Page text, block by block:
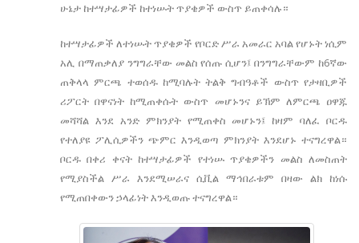
ሁኔታ ከተሣታፊዎች ከተነሡት ጥያቄዎች ውስጥ ይጠቀሳሉ።
ከተሣታፊዎች ለተነሡት ጥያቄዎች የቦርድ ሥራ አመራር አባል የሆኑት ነሲም
አሊ በማጠቃለያ ንግግራቸው መልስ የሰጡ ሲሆን፤ በንግግራቸውም ከ6ኛው
ጠቅላላ ምርጫ ተወሰዱ ከሚባሉት ትልቅ ግብዓቶች ውስጥ የታዛቢዎች
ሪፖርት በዋናነት ከሚጠቀሱት ውስጥ መሆኑንና ይኽም ለምርጫ ዐዋጁ
መሻሻል እንደ አንድ ምክንያት የሚጠቀስ መሆኑን፤ ከዛም ባለፈ ቦርዱ
የተለያዩ ፖሊሲዎችን ጭምር እንዲወጣ ምክንያት እንደሆኑ ተናግረዋል።
ቦርዱ በቀሪ ቀናት ከተሣታፊዎች የተነሡ ጥያቄዎችን መልስ ለመስጠት
የሚያስችል ሥራ እንደሚሠራና ሲቪል ማኅበራቱም በዛው ልክ ከነሱ
የሚጠበቀውን ኃላፊነት እንዲወጡ ተናግረዋል።